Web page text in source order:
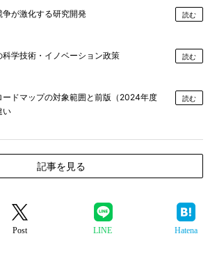
争が激化する研究開発 読む
科学技術・イノベーション政策 読む
ードマップの対象範囲と前版（2024年度
い
読む
記事を見る
Post LINE Hatena